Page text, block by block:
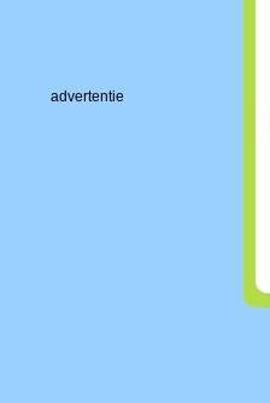
advertentie